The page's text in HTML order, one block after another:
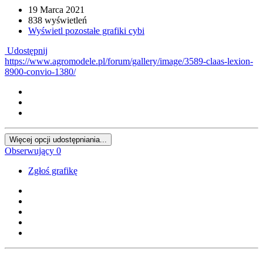
19 Marca 2021
838 wyświetleń
Wyświetl pozostałe grafiki cybi
Udostępnij
https://www.agromodele.pl/forum/gallery/image/3589-claas-lexion-
8900-convio-1380/
Więcej opcji udostępniania...
Obserwujący 0
Zgłoś grafikę